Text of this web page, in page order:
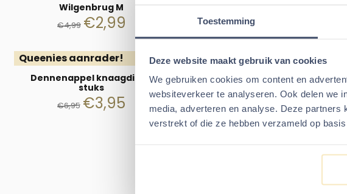
Toestemming
Deze website maakt gebruik van cookies
We gebruiken cookies om content en
websiteverkeer te analyseren. Ook delen we
media, adverteren en analyse. Deze partners
verstrekt of die ze hebben verzameld op
Wilgenbrug M
€4,99 €2,99
Queenies aanrader!
Dennenappel knaagdier 4
stuks
€6,95 €3,95
Welke afmeting
Hoe bepaal ik de juiste maat
Hoewel de verschillen op
zien op onze product foto’s als u
geven van de werkelijkheid. De
diameter van 15 cm past het beste
Konijnen, Chinchilla's en Cavia's.
Wil je weten welk hooi het beste
, konijnen en muizen.